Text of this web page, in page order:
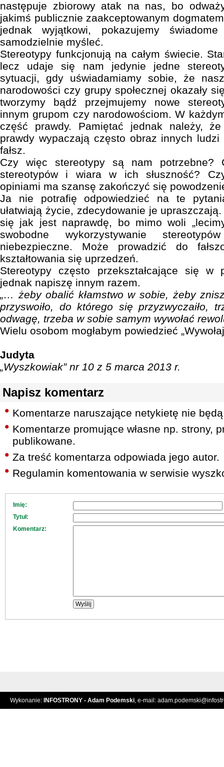
następuje zbiorowy atak na nas, bo
jakimś publicznie zaakceptowanym
jednak wyjątkowi, pokazujemy
samodzielnie myśleć.
Stereotypy funkcjonują na całym świecie.
lecz udaje się nam jedynie jedne
sytuacji, gdy uświadamiamy sobie, że
narodowości czy grupy społecznej okazały
tworzymy bądź przejmujemy nowe
innym grupom czy narodowościom. W
część prawdy. Pamiętać jednak należy,
prawdy wypaczają często obraz innych ludzi
fałsz.
Czy więc stereotypy są nam potrzebne?
stereotypów i wiara w ich słuszność?
opiniami ma szansę zakończyć się
Ja nie potrafię odpowiedzieć na te
ułatwiają życie, zdecydowanie je
się jak jest naprawdę, bo mimo woli
swobodne wykorzystywanie
niebezpieczne. Może prowadzić do
kształtowania się uprzedzeń.
Stereotypy często przekształcające się w
jednak napiszę innym razem.
„… żeby obalić kłamstwo w sobie, żeby
przyswoiło, do którego się przyzwyczaiło,
odwagę, trzeba w sobie samym wywołać
Wielu osobom mogłabym powiedzieć
Judyta
„Wyszkowiak” nr 10 z 5 marca 2013 r.
Napisz komentarz
Komentarze naruszające netykietę nie
Komentarze promujące własne np. strony,
publikowane.
Za treść komentarza odpowiada jego autor.
Regulamin komentowania w serwisie
Imię:
Tytuł:
Komentarz:
Wykonanie: INFOSTRONY - Adam Podemski, e-mail: